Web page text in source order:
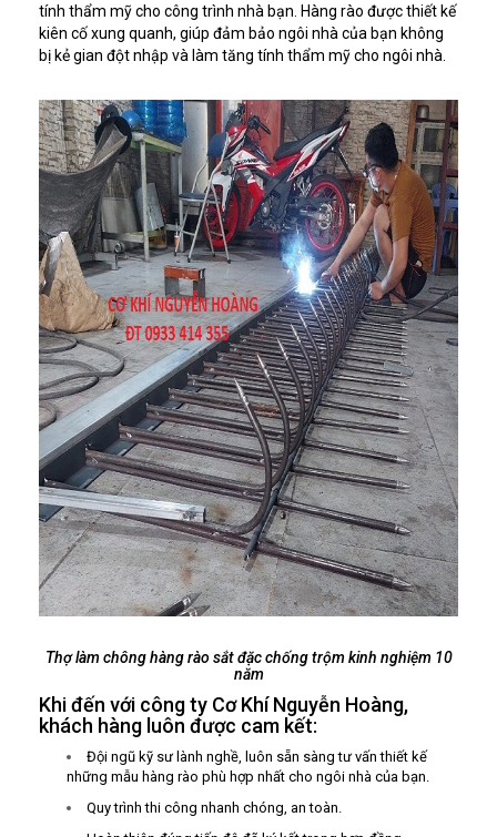
tính thẩm mỹ cho công trình nhà bạn. Hàng rào được thiết kế
kiên cố xung quanh, giúp đảm bảo ngôi nhà của bạn không
bị kẻ gian đột nhập và làm tăng tính thẩm mỹ cho ngôi nhà.
Thợ làm chông hàng rào sắt đặc chống trộm kinh nghiệm 10
năm
Khi đến với công ty Cơ Khí Nguyễn Hoàng,
khách hàng luôn được cam kết:
Đội ngũ kỹ sư lành nghề, luôn sẵn sàng tư vấn thiết kế
những mẫu hàng rào phù hợp nhất cho ngôi nhà của bạn.
Quy trình thi công nhanh chóng, an toàn.